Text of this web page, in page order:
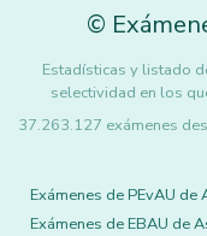
©
Estadísticas y listado
selectividad en los
37.263.127 exámenes
Exámenes de PEvAU de
Exámenes de EBAU de